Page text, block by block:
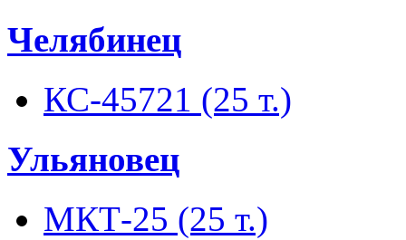
Челябинец
КС-45721 (25 т.)
Ульяновец
МКТ-25 (25 т.)